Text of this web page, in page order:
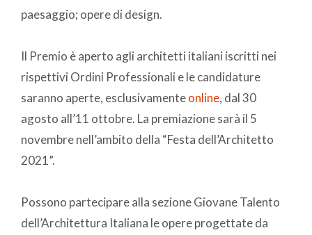
paesaggio; opere di design.
Il Premio è aperto agli architetti italiani iscritti nei
rispettivi Ordini Professionali e le candidature
saranno aperte, esclusivamenteonline, dal 30
agosto all’11 ottobre. La premiazione sarà il 5
novembre nell’ambito della “Festa dell’Architetto
2021”.
Possono partecipare alla sezione Giovane Talento
dell’Architettura Italiana le opere progettate da